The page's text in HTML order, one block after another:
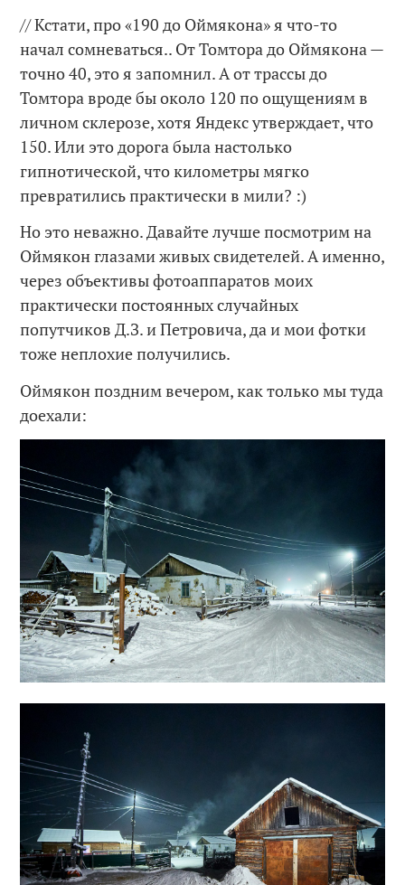
// Кстати, про «190 до Оймякона» я что-то
начал сомневаться.. От Томтора до Оймякона —
точно 40, это я запомнил. А от трассы до
Томтора вроде бы около 120 по ощущениям в
личном склерозе, хотя Яндекс утверждает, что
150. Или это дорога была настолько
гипнотической, что километры мягко
превратились практически в мили? :)
Но это неважно. Давайте лучше посмотрим на
Оймякон глазами живых свидетелей. А именно,
через объективы фотоаппаратов моих
практически постоянных случайных
попутчиков Д.З. и Петровича, да и мои фотки
тоже неплохие получились.
Оймякон поздним вечером, как только мы туда
доехали: